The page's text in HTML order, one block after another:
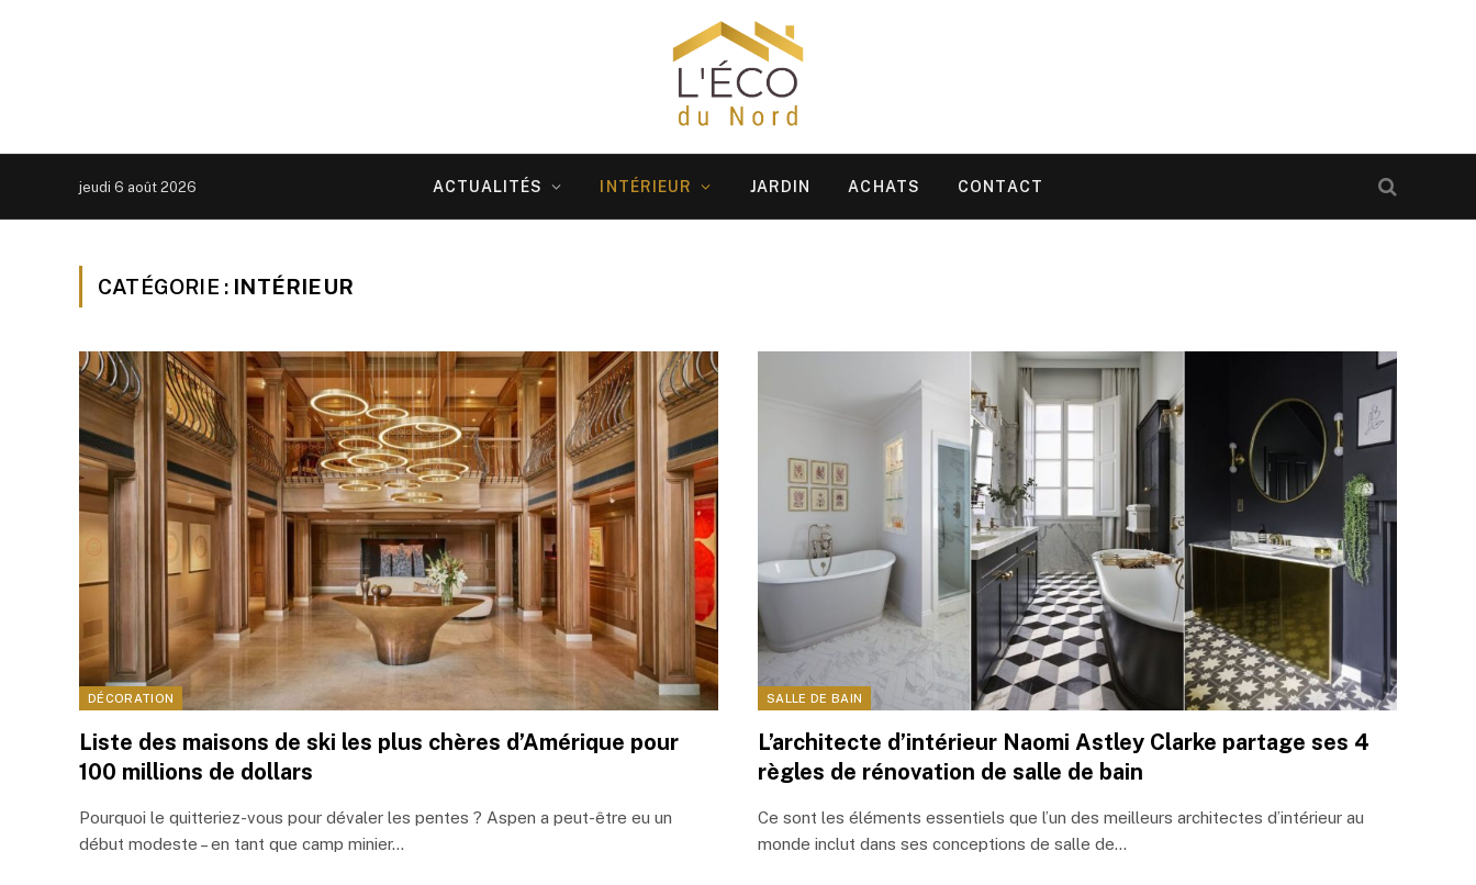
jeudi 6 août 2026 ACTUALITÉS INTÉRIEUR JARDIN ACHATS CONTACT
CATÉGORIE : INTÉRIEUR
DÉCORATION
Liste des maisons de ski les plus chères d’Amérique pour
100 millions de dollars
Pourquoi le quitteriez-vous pour dévaler les pentes ? Aspen a peut-être eu un
début modeste – en tant que camp minier…
SALLE DE BAIN
L’architecte d’intérieur Naomi Astley Clarke partage ses 4
règles de rénovation de salle de bain
Ce sont les éléments essentiels que l’un des meilleurs architectes d’intérieur au
monde inclut dans ses conceptions de salle de…